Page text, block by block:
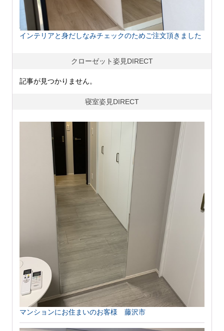
インテリアと身だしなみチェックのためご注文頂きました
クローゼット姿見DIRECT
記事が見つかりません。
寝室姿見DIRECT
マンションにお住まいのお客様 藤沢市